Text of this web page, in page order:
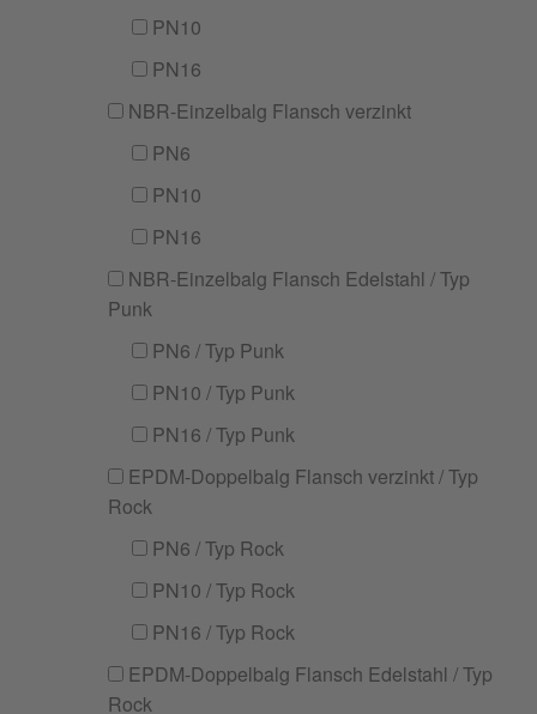
PN10
PN16
NBR-Einzelbalg Flansch verzinkt
PN6
PN10
PN16
NBR-Einzelbalg Flansch Edelstahl / Typ
Punk
PN6 / Typ Punk
PN10 / Typ Punk
PN16 / Typ Punk
EPDM-Doppelbalg Flansch verzinkt / Typ
Rock
PN6 / Typ Rock
PN10 / Typ Rock
PN16 / Typ Rock
EPDM-Doppelbalg Flansch Edelstahl / Typ
Rock